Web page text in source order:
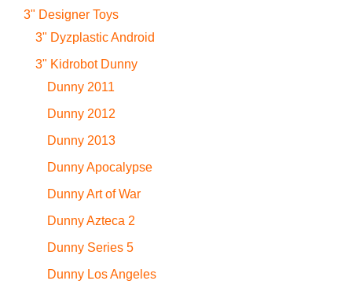
3" Designer Toys
3" Dyzplastic Android
3" Kidrobot Dunny
Dunny 2011
Dunny 2012
Dunny 2013
Dunny Apocalypse
Dunny Art of War
Dunny Azteca 2
Dunny Series 5
Dunny Los Angeles